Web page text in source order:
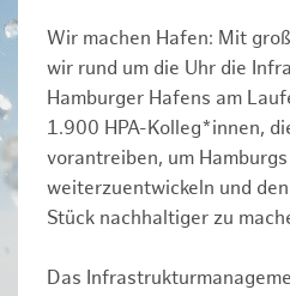
Wir machen Hafen: Mit
wir rund um die Uhr die
Hamburger Hafens am
1.900 HPA-Kolleg*innen,
vorantreiben, um
weiterzuentwickeln und
Stück nachhaltiger zu
Das